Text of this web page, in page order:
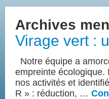
Archives
Virage vert :
Notre équipe a
empreinte écologique.
nos activités et
R » : réduction, …